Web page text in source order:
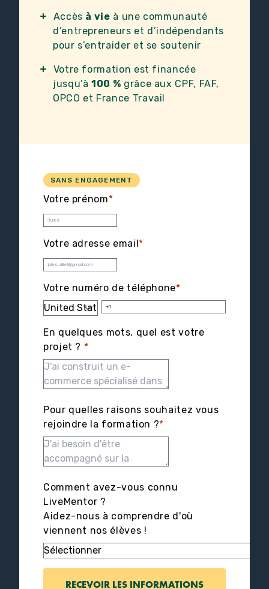
Accès à vie à une communauté
d’entrepreneurs et d’indépendants
pour s’entraider et se soutenir
Votre formation est financée
jusqu’à100 % grâce aux CPF, FAF,
OPCO et France Travail
SANS ENGAGEMENT
Votre prénom*
Votre adresse email*
Votre numéro de téléphone*
En quelques mots, quel est votre
projet ? *
Pour quelles raisons souhaitez vous
rejoindre la formation ?*
Comment avez-vous connu
LiveMentor ?
Aidez-nous à comprendre d'où
viennent nos élèves !